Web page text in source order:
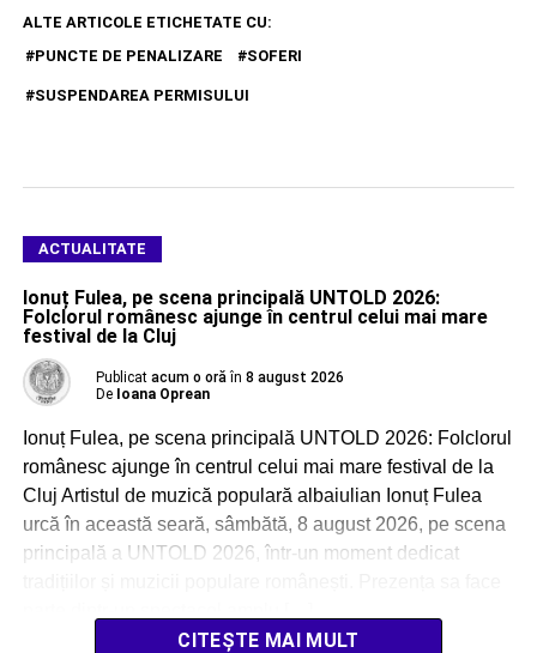
ALTE ARTICOLE ETICHETATE CU:
PUNCTE DE PENALIZARE
SOFERI
SUSPENDAREA PERMISULUI
ACTUALITATE
Ionuț Fulea, pe scena principală UNTOLD 2026:
Folclorul românesc ajunge în centrul celui mai mare
festival de la Cluj
Publicat acum o oră în 8 august 2026
De Ioana Oprean
Ionuț Fulea, pe scena principală UNTOLD 2026: Folclorul
românesc ajunge în centrul celui mai mare festival de la
Cluj Artistul de muzică populară albaiulian Ionuț Fulea
urcă în această seară, sâmbătă, 8 august 2026, pe scena
principală a UNTOLD 2026, într-un moment dedicat
CITEȘTE MAI MULT